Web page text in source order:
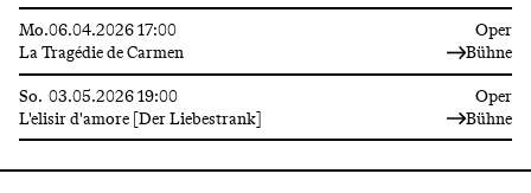
Oper
Mo.06.04.202617:00
La Tragédie de Carmen
Bühne
Oper
So. 03.05.202619:00
L'elisir d'amore [Der Liebestrank]
Bühne